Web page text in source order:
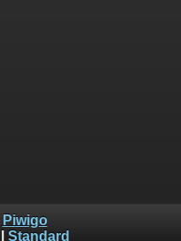
Piwigo
Standard